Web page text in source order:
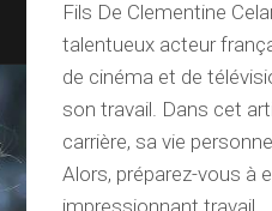
Fils De Clementine
talentueux acteur
de cinéma et de
son travail. Dans cet
carrière, sa vie
Alors, préparez-vous à
impressionnant travail.